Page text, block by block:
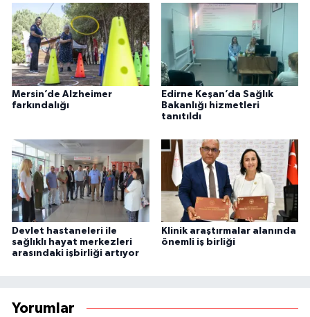
Mersin’de Alzheimer
farkındalığı
Edirne Keşan’da Sağlık
Bakanlığı hizmetleri
tanıtıldı
Devlet hastaneleri ile
sağlıklı hayat merkezleri
arasındaki işbirliği artıyor
Klinik araştırmalar alanında
önemli iş birliği
Yorumlar